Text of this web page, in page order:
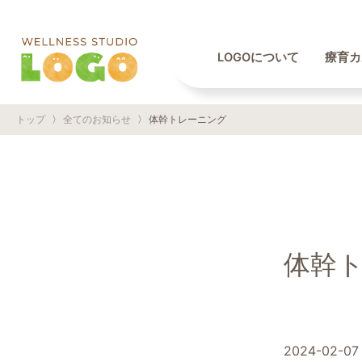
LOGOについて 療育
トップ 〉 全てのお知らせ 〉 体幹トレーニング
体幹
2024-02-07